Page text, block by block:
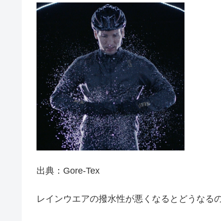
出典：Gore-Tex
レインウエアの撥水性が悪くなるとどうなる